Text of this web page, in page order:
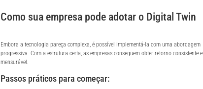
Como sua empresa pode adotar o Digital Twin
Embora a tecnologia pareça complexa, é possível implementá-la com uma abordagem
progressiva. Com a estrutura certa, as empresas conseguem obter retorno consistente e
mensurável.
Passos práticos para começar: